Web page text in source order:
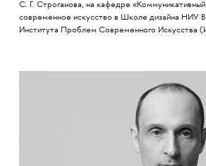
С. Г. Строганова, на кафедре
современное искусство в Школе дизайна НИУ
Института Проблем Современного Искусства